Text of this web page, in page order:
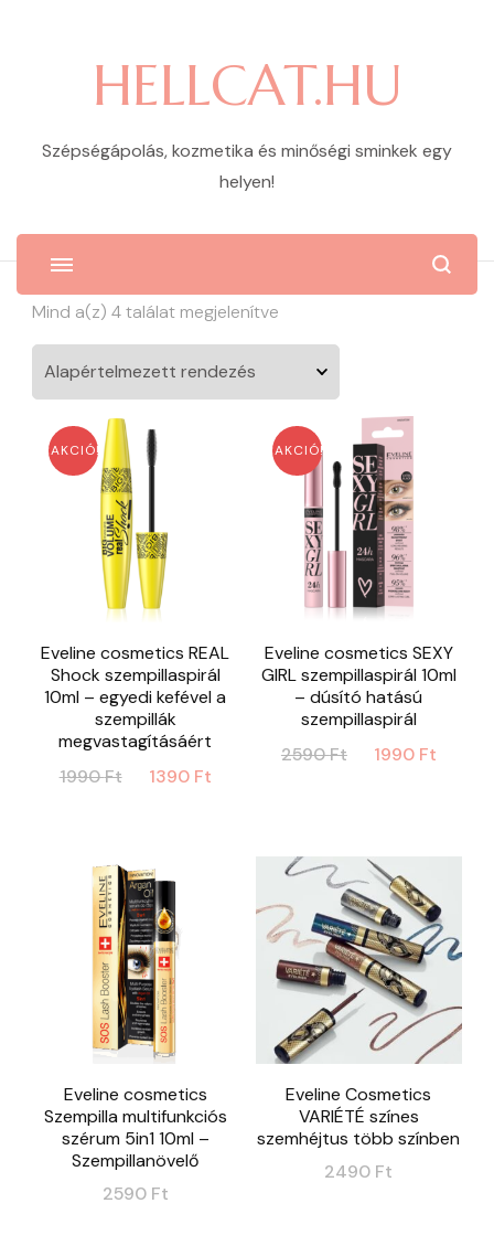
HELLCAT.HU
Szépségápolás, kozmetika és minőségi sminkek egy
helyen!
Mind a(z) 4 találat megjelenítve
AKCIÓ!
Eveline cosmetics REAL
Shock szempillaspirál
10ml – egyedi kefével a
szempillák
megvastagításáért
1990Ft
Original
1390 Ft
AKCIÓ!
Eveline cosmetics SEXY
GIRL szempillaspirál 10ml
– dúsító hatású
szempillaspirál
2590Ft
Original
1990 Ft
Eveline cosmetics
Szempilla multifunkciós
szérum 5in1 10ml –
Szempillanövelő
2590 Ft
Eveline Cosmetics
VARIÉTÉ színes
szemhéjtus több színben
2490 Ft